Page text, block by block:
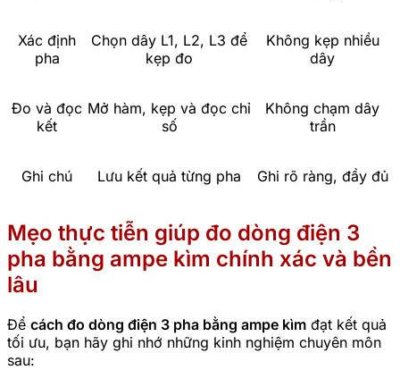
Xác định
pha
Chọn dây L1, L2, L3 để
kẹp đo
Không kẹp nhiều
dây
Đo và đọc
kết
Mở hàm, kẹp và đọc chỉ
số
Không chạm dây
trần
Ghi chú Lưu kết quả từng pha Ghi rõ ràng, đầy đủ
Mẹo thực tiễn giúp đo dòng điện 3
pha bằng ampe kìm chính xác và bền
lâu
Để cách đo dòng điện 3 pha bằng ampe kìm đạt kết quả
tối ưu, bạn hãy ghi nhớ những kinh nghiệm chuyên môn
sau: